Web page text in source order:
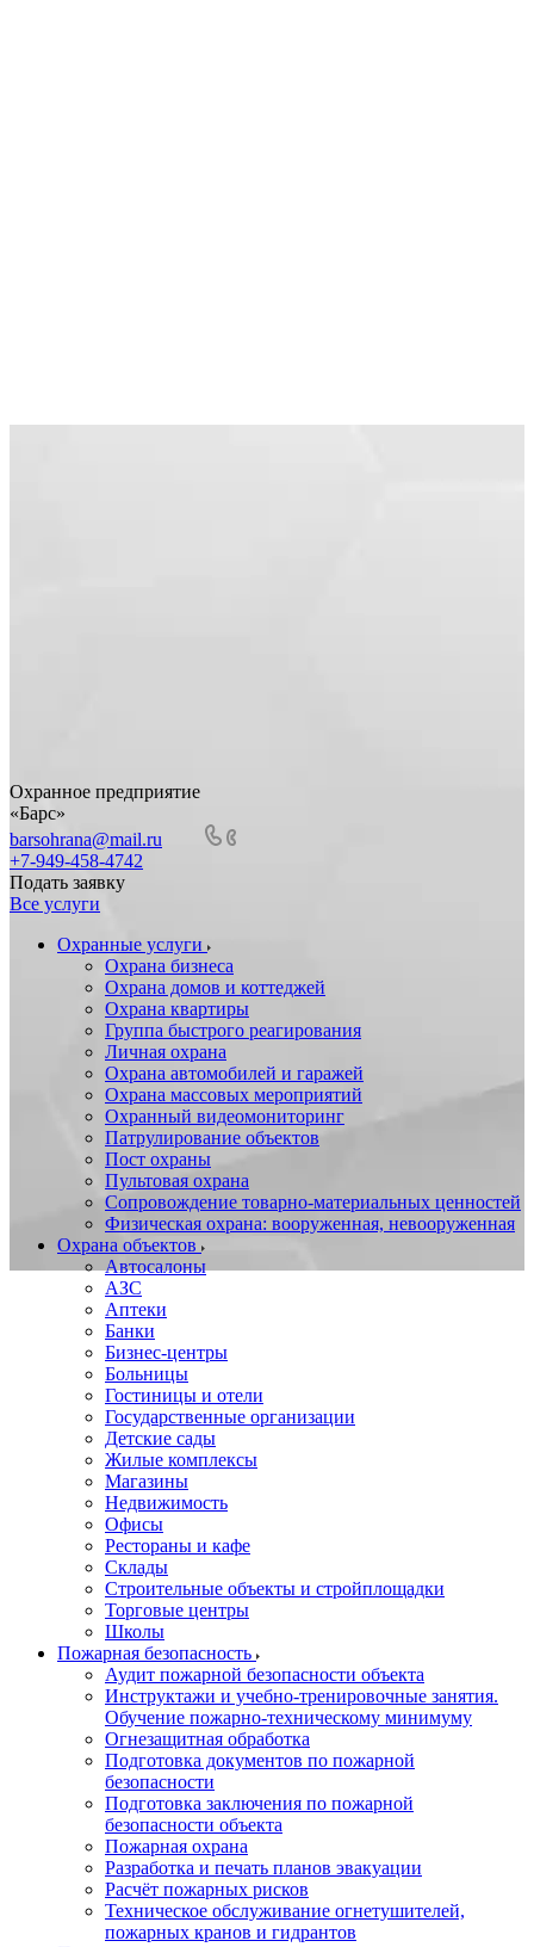
Охранное предприятие
«Барс»
barsohrana@mail.ru
+7-949-458-4742
Подать заявку
Все услуги
Охранные услуги
Охрана бизнеса
Охрана домов и коттеджей
Охрана квартиры
Группа быстрого реагирования
Личная охрана
Охрана автомобилей и гаражей
Охрана массовых мероприятий
Охранный видеомониторинг
Патрулирование объектов
Пост охраны
Пультовая охрана
Сопровождение товарно-материальных ценностей
Физическая охрана: вооруженная, невооруженная
Охрана объектов
Автосалоны
АЗС
Аптеки
Банки
Бизнес-центры
Больницы
Гостиницы и отели
Государственные организации
Детские сады
Жилые комплексы
Магазины
Недвижимость
Офисы
Рестораны и кафе
Склады
Строительные объекты и стройплощадки
Торговые центры
Школы
Пожарная безопасность
Аудит пожарной безопасности объекта
Инструктажи и учебно-тренировочные занятия.
Обучение пожарно-техническому минимуму
Огнезащитная обработка
Подготовка документов по пожарной
безопасности
Подготовка заключения по пожарной
безопасности объекта
Пожарная охрана
Разработка и печать планов эвакуации
Расчёт пожарных рисков
Техническое обслуживание огнетушителей,
пожарных кранов и гидрантов